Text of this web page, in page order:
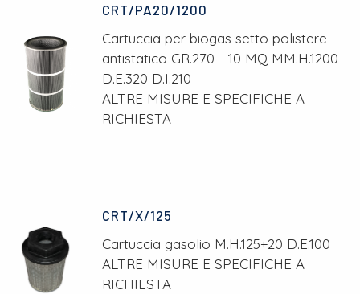
CRT/PA20/1200
Cartuccia per biogas setto polistere
antistatico GR.270 - 10 MQ MM.H.1200
D.E.320 D.I.210
ALTRE MISURE E SPECIFICHE A
RICHIESTA
CRT/X/125
Cartuccia gasolio M.H.125+20 D.E.100
ALTRE MISURE E SPECIFICHE A
RICHIESTA